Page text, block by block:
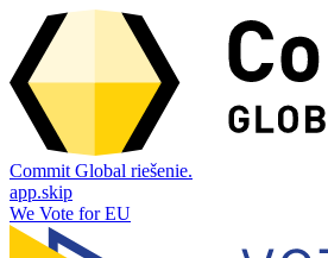
Commit Global riešenie.
app.skip
We Vote for EU